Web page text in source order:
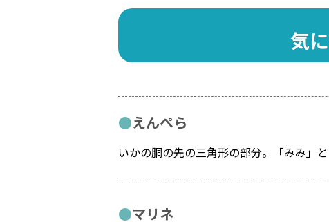
気
えんぺら
いかの胴の先の三角形の部分。「みみ」と
マリネ